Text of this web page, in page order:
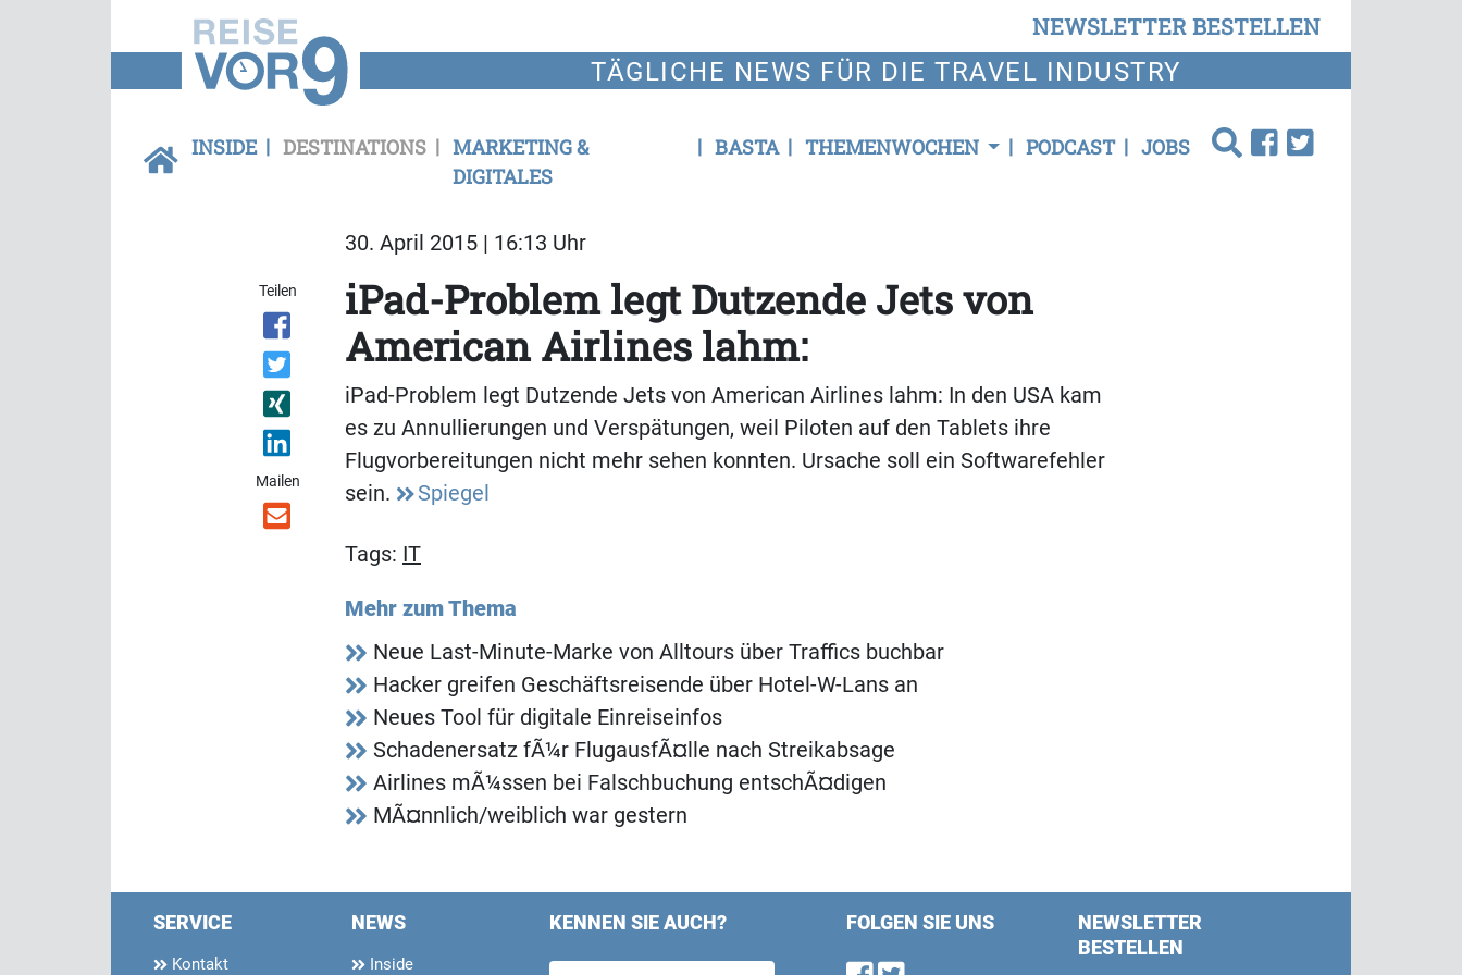
NEWSLETTER BESTELLEN
TÄGLICHE NEWS FÜR DIE TRAVEL INDUSTRY
INSIDE DESTINATIONS
MARKETING &
DIGITALES
BASTA THEMENWOCHEN PODCAST JOBS
30. April 2015 | 16:13 Uhr
Teilen
Mailen
iPad-Problem legt Dutzende Jets von
American Airlines lahm:
iPad-Problem legt Dutzende Jets von American Airlines lahm: In den USA kam
es zu Annullierungen und Verspätungen, weil Piloten auf den Tablets ihre
Flugvorbereitungen nicht mehr sehen konnten. Ursache soll ein Softwarefehler
sein.
Spiegel
Tags: IT
Mehr zum Thema
Neue Last-Minute-Marke von Alltours über Traffics buchbar
Hacker greifen Geschäftsreisende über Hotel-W-Lans an
Neues Tool für digitale Einreiseinfos
Schadenersatz fÃ¼r FlugausfÃ¤lle nach Streikabsage
Airlines mÃ¼ssen bei Falschbuchung entschÃ¤digen
MÃ¤nnlich/weiblich war gestern
SERVICE
Kontakt
NEWS
Inside
KENNEN SIE AUCH? FOLGEN SIE UNS
NEWSLETTER
BESTELLEN